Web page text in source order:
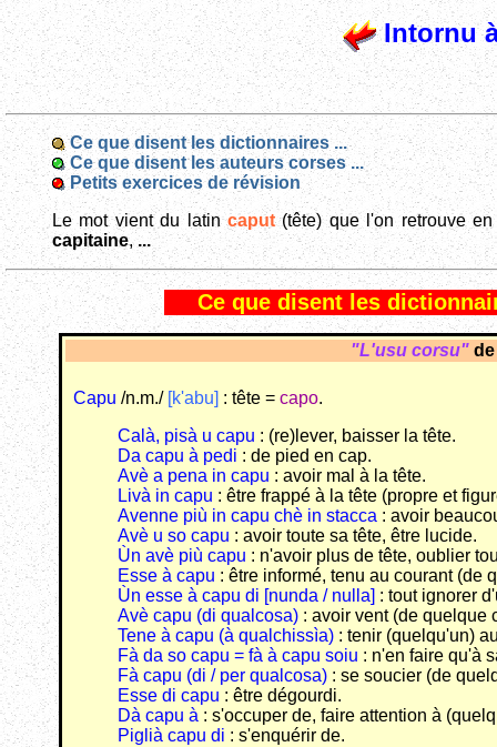
Intornu
Ce que disent les dictionnaires ...
Ce que disent les auteurs corses ...
Petits exercices de révision
Le mot vient du latincaput(tête) que l'on retrouve
capitaine, ...
Ce que disent les
"L'usu corsu"
Capu /n.m./ [k'abu] : tête = capo.
Calà, pisà u capu : (re)lever, baisser la tête.
Da capu à pedi : de pied en cap.
Avè a pena in capu : avoir mal à la tête.
Livà in capu : être frappé à la tête (propre et
Avenne più in capu chè in stacca : avoir
Avè u so capu : avoir toute sa tête, être lucide.
Ùn avè più capu : n'avoir plus de tête, oublier
Esse à capu : être informé, tenu au courant (de
Ùn esse à capu di [nunda / nulla] : tout ignorer
Avè capu (di qualcosa) : avoir vent (de quelque
Tene à capu (à qualchissìa): tenir (quelqu'un)
Fà da so capu = fà à capu soiu : n'en faire qu'à
Fà capu (di / per qualcosa) : se soucier (de
Esse di capu : être dégourdi.
Dà capu à : s'occuper de, faire attention à
Piglià capu di : s'enquérir de.